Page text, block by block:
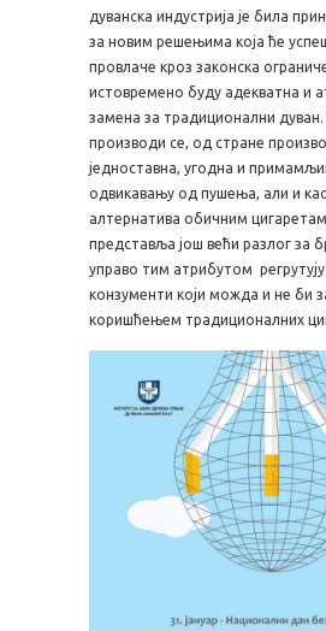
дуванска индустрија је била
за новим решењима која ће
провлаче кроз законска
истовремено буду адекватна и
замена за традиционални дуван.
производи се, од стране
једноставна, угодна и
одвикавању од пушења, али и
алтернатива обичним
представља још већи разлог за
управо тим атрибутом
конзументи који можда и не би
коришћењем традиционалних